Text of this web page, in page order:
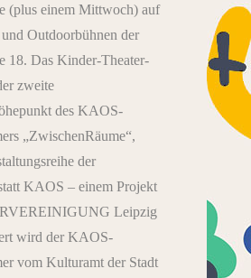
(plus einem Mittwoch) auf
Outdoorbühnen der
18. Das Kinder-Theater-
zweite
des KAOS-
„ZwischenRäume“,
der
KAOS – einem Projekt
Leipzig
wird der KAOS-
vom Kulturamt der Stadt